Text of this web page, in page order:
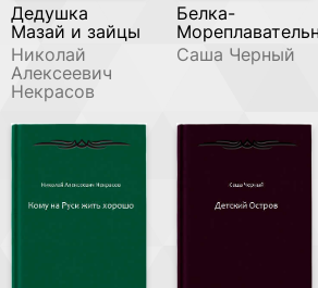
Дедушка
Мазай и зайцы
Николай
Алексеевич
Некрасов
Белка-
Саша Черный